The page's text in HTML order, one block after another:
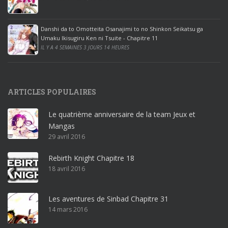
c
e
2
0
1
r
o
ff
i
c
e
3
r
Danshi da to Omotteita Osanajimi to no Shinkon Seikatsu ga
Umaku Ikisugiru Ken ni Tsuite - Chapitre 11
IL Y A 4 SEMAINES 3 JOURS 14 HEURES
ARTICLES POPULAIRES
Le quatrième anniversaire de la team Jeux et
Mangas
29 avril 2016
Rebirth Knight Chapitre 18
18 avril 2016
Les aventures de Sinbad Chapitre 31
14 mars 2016